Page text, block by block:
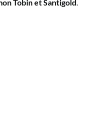
Tobin et Santigold